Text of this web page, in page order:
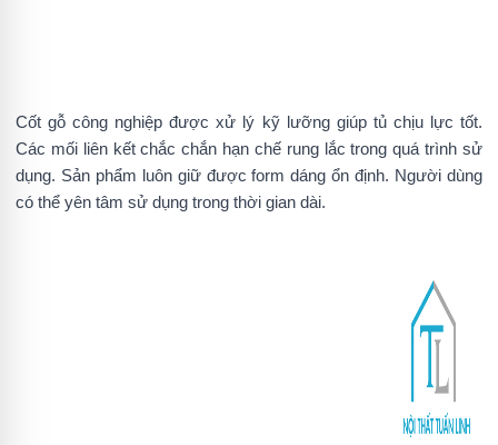
Cốt gỗ công nghiệp được xử lý kỹ lưỡng giúp tủ chịu lực tốt.
Các mối liên kết chắc chắn hạn chế rung lắc trong quá trình sử
dụng. Sản phẩm luôn giữ được form dáng ổn định. Người dùng
có thể yên tâm sử dụng trong thời gian dài.